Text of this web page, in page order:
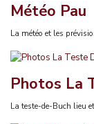
Météo Pau
La météo et les
Photos La
La teste-de-Buch lieu